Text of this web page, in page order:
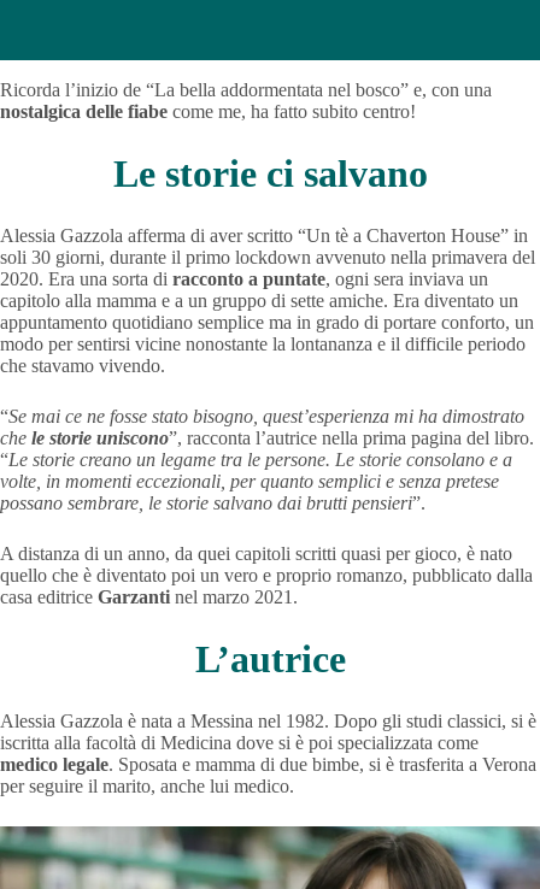
Ricorda l’inizio de “La bella addormentata nel bosco” e, con una
nostalgica delle fiabe come me, ha fatto subito centro!
Le storie ci salvano
Alessia Gazzola afferma di aver scritto “Un tè a Chaverton House” in
soli 30 giorni, durante il primo lockdown avvenuto nella primavera del
2020. Era una sorta di racconto a puntate, ogni sera inviava un
capitolo alla mamma e a un gruppo di sette amiche. Era diventato un
appuntamento quotidiano semplice ma in grado di portare conforto, un
modo per sentirsi vicine nonostante la lontananza e il difficile periodo
che stavamo vivendo.
“Se mai ce ne fosse stato bisogno, quest’esperienza mi ha dimostrato
che le storie uniscono”, racconta l’autrice nella prima pagina del libro.
“Le storie creano un legame tra le persone. Le storie consolano e a
volte, in momenti eccezionali, per quanto semplici e senza pretese
possano sembrare, le storie salvano dai brutti pensieri”.
A distanza di un anno, da quei capitoli scritti quasi per gioco, è nato
quello che è diventato poi un vero e proprio romanzo, pubblicato dalla
casa editrice Garzanti nel marzo 2021.
L’autrice
Alessia Gazzola è nata a Messina nel 1982. Dopo gli studi classici, si è
iscritta alla facoltà di Medicina dove si è poi specializzata come
medico legale. Sposata e mamma di due bimbe, si è trasferita a Verona
per seguire il marito, anche lui medico.